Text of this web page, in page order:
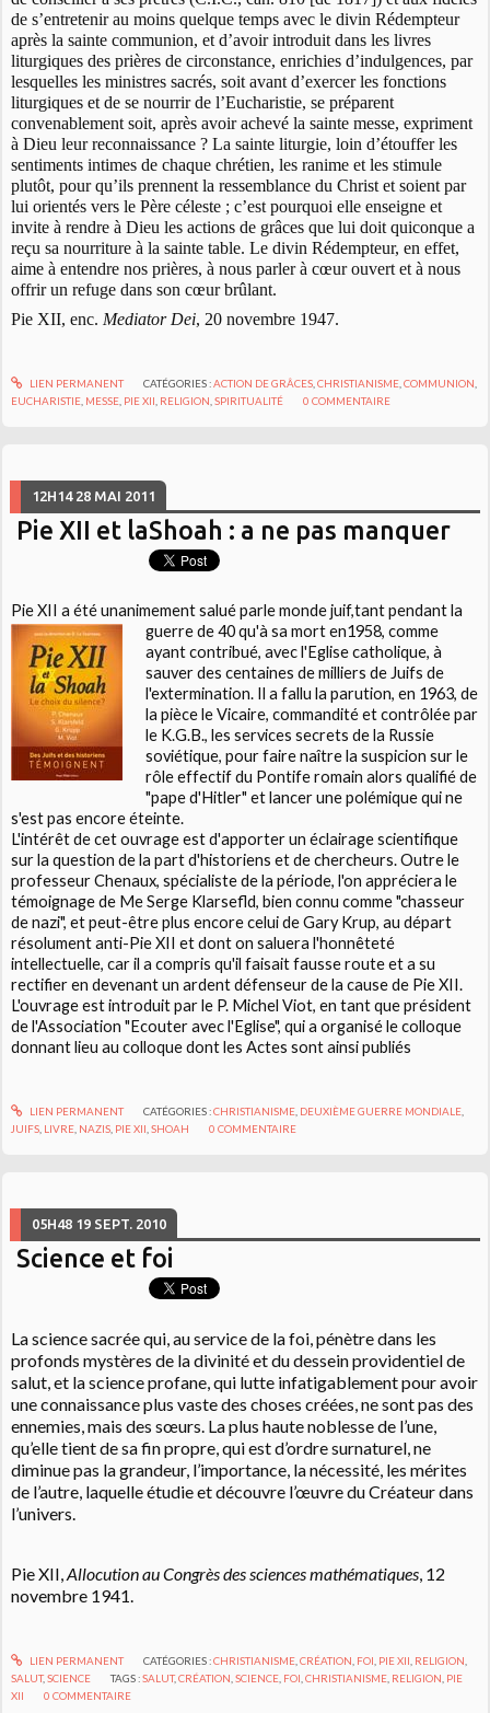
de s’entretenir au moins quelque temps avec le divin Rédempteur
après la sainte communion, et d’avoir introduit dans les livres
liturgiques des prières de circonstance, enrichies d’indulgences, par
lesquelles les ministres sacrés, soit avant d’exercer les fonctions
liturgiques et de se nourrir de l’Eucharistie, se préparent
convenablement soit, après avoir achevé la sainte messe, expriment
à Dieu leur reconnaissance ? La sainte liturgie, loin d’étouffer les
sentiments intimes de chaque chrétien, les ranime et les stimule
plutôt, pour qu’ils prennent la ressemblance du Christ et soient par
lui orientés vers le Père céleste ; c’est pourquoi elle enseigne et
invite à rendre à Dieu les actions de grâces que lui doit quiconque a
reçu sa nourriture à la sainte table. Le divin Rédempteur, en effet,
aime à entendre nos prières, à nous parler à cœur ouvert et à nous
offrir un refuge dans son cœur brûlant.
Pie XII, enc. Mediator Dei, 20 novembre 1947.
LIEN PERMANENT CATÉGORIES :ACTION DE GRÂCES, CHRISTIANISME, COMMUNION
EUCHARISTIE MESSE PIE XII RELIGION ,SPIRITUALITÉ 0 COMMENTAIRE
12H14 28 MAI 2011
Pie XII et laShoah : a ne pas manquer
Pie XII a été unanimement salué parle monde juif,tant pendant la
guerre de 40 qu'à sa mort en1958, comme
ayant contribué, avec l'Eglise catholique, à
sauver des centaines de milliers de Juifs de
l'extermination. Il a fallu la parution, en 1963, de
la pièce le Vicaire, commandité et contrôlée par
le K.G.B., les services secrets de la Russie
soviétique, pour faire naître la suspicion sur le
rôle effectif du Pontife romain alors qualifié de
"pape d'Hitler" et lancer une polémique qui ne
s'est pas encore éteinte.
L'intérêt de cet ouvrage est d'apporter un éclairage scientifique
sur la question de la part d'historiens et de chercheurs. Outre le
professeur Chenaux, spécialiste de la période, l'on appréciera le
témoignage de Me Serge Klarsefld, bien connu comme "chasseur
de nazi", et peut-être plus encore celui de Gary Krup, au départ
résolument anti-Pie XII et dont on saluera l'honnêteté
intellectuelle, car il a compris qu'il faisait fausse route et a su
rectifier en devenant un ardent défenseur de la cause de Pie XII.
L'ouvrage est introduit par le P. MichelViot, en tant que président
de l'Association "Ecouter avec l'Eglise", qui a organisé le colloque
donnant lieu au colloque dont les Actes sont ainsi publiés
LIEN PERMANENT CATÉGORIES :CHRISTIANISME, DEUXIÈME GUERRE MONDIALE,
JUIFS LIVRE NAZIS PIE XII ,SHOAH 0 COMMENTAIRE
05H48 19 SEPT. 2010
Science et foi
La science sacrée qui, au service de la foi, pénètre dans les
profonds mystères de la divinité et du dessein providentiel de
salut, et la science profane, qui lutte infatigablement pour avoir
une connaissance plus vaste des choses créées, ne sont pas des
ennemies, mais des sœurs. La plus haute noblesse de l’une,
qu’elle tient de sa fin propre, qui est d’ordre surnaturel, ne
diminue pas la grandeur, l’importance, la nécessité, les mérites
de l’autre, laquelle étudie et découvre l’œuvre du Créateur dans
l’univers.
Pie XII,Allocution au Congrès des sciences mathématiques, 12
novembre 1941.
LIEN PERMANENT CATÉGORIES :CHRISTIANISME, CRÉATION FOI PIE XII RELIGION
SALUT,SCIENCE TAGS :SALUT,CRÉATION ,SCIENCE FOI ,CHRISTIANISME RELIGION PIE
XII
0 COMMENTAIRE